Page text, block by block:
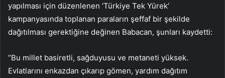
yapılması için düzenlenen ‘Türkiye Tek Yürek’
kampanyasında toplanan paraların şeffaf bir şekilde
dağıtılması gerektiğine değinen Babacan, şunları kaydetti:
“Bu millet basiretli, sağduyusu ve metaneti yüksek.
Evlatlarını enkazdan çıkarıp gömen, yardım dağıtım